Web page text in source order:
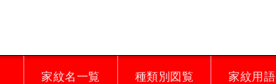
家紋名一覧 種類別図覧 家紋用語